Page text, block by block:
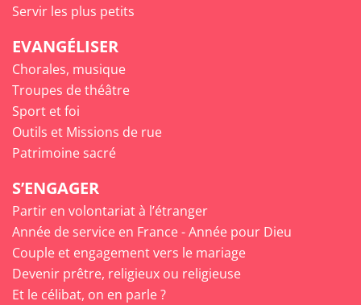
Servir les plus petits
EVANGÉLISER
Chorales, musique
Troupes de théâtre
Sport et foi
Outils et Missions de rue
Patrimoine sacré
S’ENGAGER
Partir en volontariat à l’étranger
Année de service en France - Année pour Dieu
Couple et engagement vers le mariage
Devenir prêtre, religieux ou religieuse
Et le célibat, on en parle ?